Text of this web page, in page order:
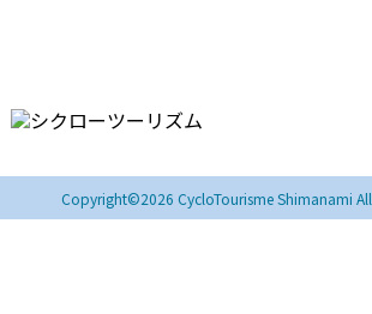
Copyright©2026 CycloTourisme Shimanami All